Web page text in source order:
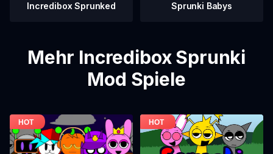
Incredibox Sprunked Sprunki Babys
Mehr Incredibox Sprunki
Mod Spiele